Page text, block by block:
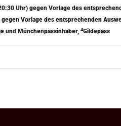
Uhr) gegen Vorlage des
Vorlage des entsprechenden
und Münchenpassinhaber, 4Gildepass